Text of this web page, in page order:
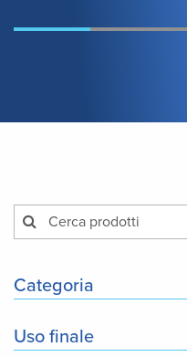
Categoria
Uso finale